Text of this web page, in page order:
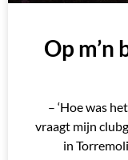
Op m’n
– ‘Hoe was
vraagt mijn
in